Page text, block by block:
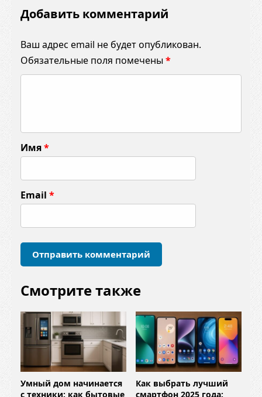
Добавить комментарий
Ваш адрес email не будет опубликован.
Обязательные поля помечены *
м
е
т
а
р
и
Имя*
Email *
Смотрите также
Умный дом начинается
с техники: как бытовые
Как выбрать лучший
смартфон 2025 года: